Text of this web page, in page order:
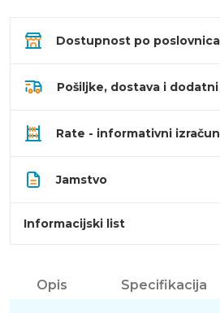
Dostupnost po
Pošiljke, dostava i
Rate - informativni izračun
Jamstvo
Informacijski list
Opis Specifikacija